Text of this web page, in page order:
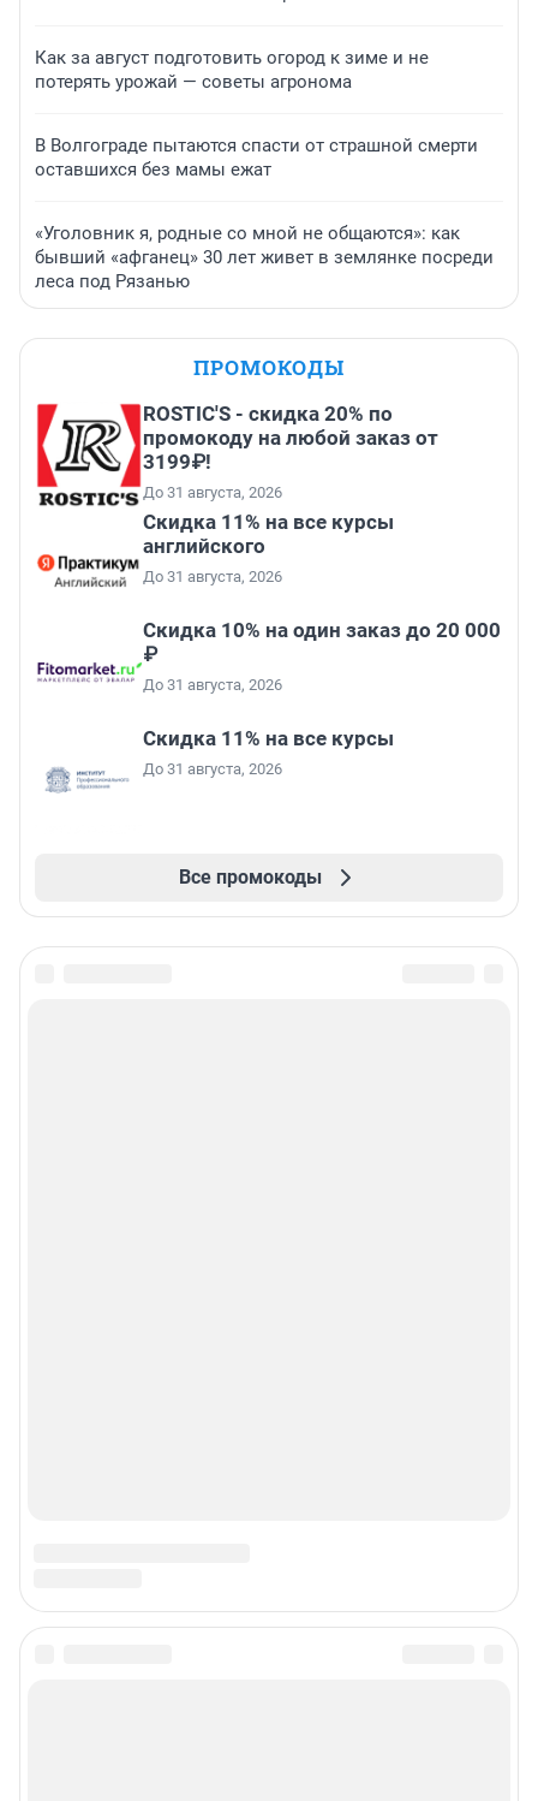
Как за август подготовить огород к зиме и не
потерять урожай — советы агронома
В Волгограде пытаются спасти от страшной смерти
оставшихся без мамы ежат
«Уголовник я, родные со мной не общаются»: как
бывший «афганец» 30 лет живет в землянке посреди
леса под Рязанью
ПРОМОКОДЫ
ROSTIC'S - скидка 20% по
промокоду на любой заказ от
3199₽!
До 31 августа, 2026
Скидка 11% на все курсы
английского
До 31 августа, 2026
Скидка 10% на один заказ до 20 000
₽
До 31 августа, 2026
Скидка 11% на все курсы
До 31 августа, 2026
Все промокоды